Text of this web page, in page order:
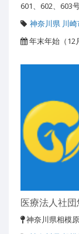
601、602、603
神奈川県 川
年末年始（12
医療法人社
神奈川県相模